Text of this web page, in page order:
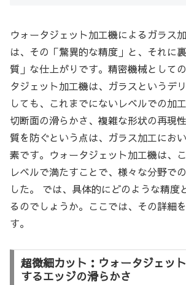
ウォータジェット加工機によるガラス
は、その「驚異的な精度」と、それに
質」な仕上がりです。精密機械として
タジェット加工機は、ガラスというデ
しても、これまでにないレベルでの加
切断面の滑らかさ、複雑な形状の再現
質を防ぐという点は、ガラス加工にお
素です。ウォータジェット加工機は、
レベルで満たすことで、様々な分野で
した。 では、具体的にどのような精度
るのでしょうか。ここでは、その詳細
す。
超微細カット：ウォータジェッ
するエッジの滑らかさ